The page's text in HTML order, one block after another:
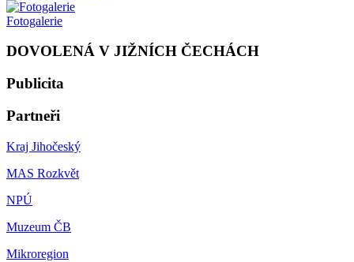
Fotogalerie
DOVOLENÁ V JIŽNÍCH ČECHÁCH
Publicita
Partneři
Kraj Jihočeský
MAS Rozkvět
NPÚ
Muzeum ČB
Mikroregion